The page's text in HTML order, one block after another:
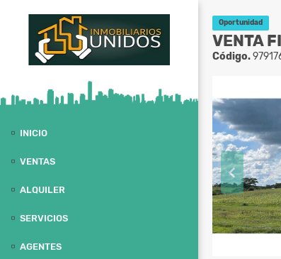
INICIO
VENTAS
ALQUILER
SERVICIOS
AGENTES
Oportunidad
VENTA
Código.